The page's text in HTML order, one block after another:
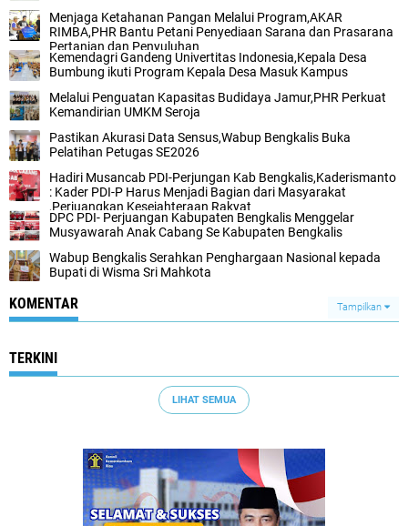
Menjaga Ketahanan Pangan Melalui Program,AKAR
RIMBA,PHR Bantu Petani Penyediaan Sarana dan Prasarana
Pertanian dan Penyuluhan
Kemendagri Gandeng Univertitas Indonesia,Kepala Desa
Bumbung ikuti Program Kepala Desa Masuk Kampus
Melalui Penguatan Kapasitas Budidaya Jamur,PHR Perkuat
Kemandirian UMKM Seroja
Pastikan Akurasi Data Sensus,Wabup Bengkalis Buka
Pelatihan Petugas SE2026
Hadiri Musancab PDI-Perjungan Kab Bengkalis,Kaderismanto
: Kader PDI-P Harus Menjadi Bagian dari Masyarakat
,Perjuangkan Kesejahteraan Rakyat
DPC PDI- Perjuangan Kabupaten Bengkalis Menggelar
Musyawarah Anak Cabang Se Kabupaten Bengkalis
Wabup Bengkalis Serahkan Penghargaan Nasional kepada
Bupati di Wisma Sri Mahkota
KOMENTAR Tampilkan
TERKINI
LIHAT SEMUA